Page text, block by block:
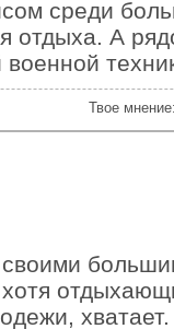
среди
отдыха. А
Твое
хотя
хватает.